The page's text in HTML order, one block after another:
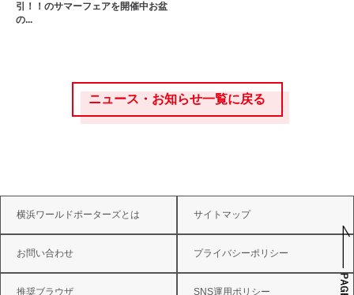
引！！のサマーフェアを開催中お盆
の...
ニュース・お知らせ一覧に戻る
横浜ワールドポーターズとは サイトマップ
お問い合わせ プライバシーポリシー
推奨ブラウザ SNS運用ポリシー